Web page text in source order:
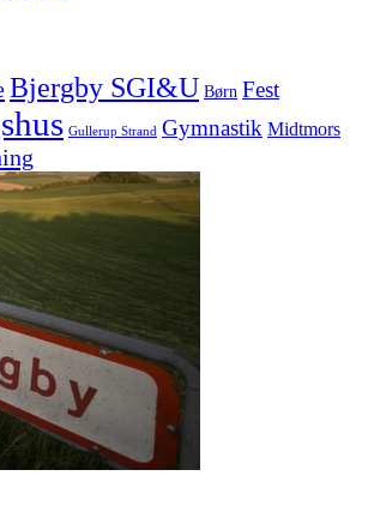
Bjergby SGI&U Børn Fest
Gullerup Strand Gymnastik Midtmors